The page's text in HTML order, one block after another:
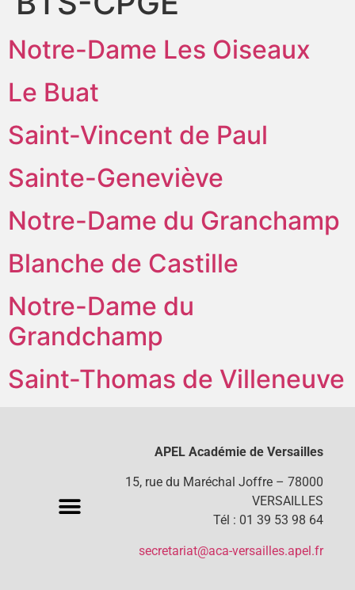
Notre-Dame Les Oiseaux
Le Buat
Saint-Vincent de Paul
Sainte-Geneviève
Notre-Dame du Granchamp
Blanche de Castille
Notre-Dame du
Grandchamp
Saint-Thomas de Villeneuve
APEL Académie de Versailles
15, rue du Maréchal Joffre – 78000
VERSAILLES
Tél : 01 39 53 98 64
secretariat@aca-versailles.apel.fr